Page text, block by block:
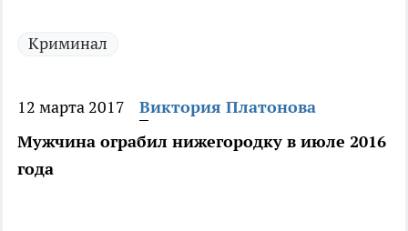
Криминал
12 марта 2017
Виктория Платонова
Мужчина ограбил нижегородку в июле 2016
года